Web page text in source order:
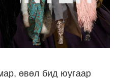
өвөл бид юугаар